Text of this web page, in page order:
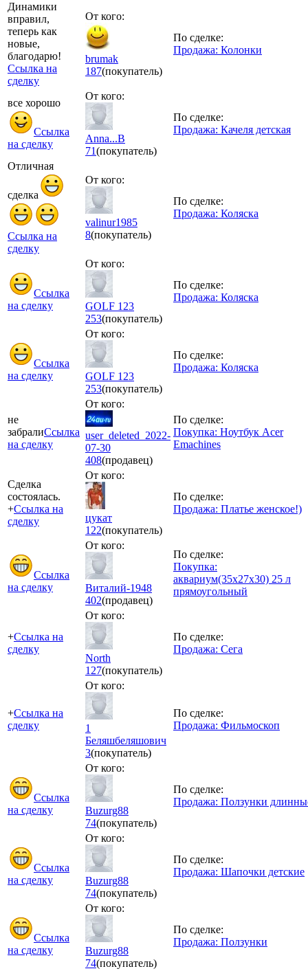
Динамики
вправил,
теперь как
новые,
благодарю!
Ссылка на
сделку
От кого:
brumak
187(покупатель)
По сделке:
Продажа: Колонки
все хорошо
Ссылка
на сделку
От кого:
Anna...B
71(покупатель)
По сделке:
Продажа: Качеля детская
Отличная
сделка
Ссылка на
сделку
От кого:
valinur1985
8(покупатель)
По сделке:
Продажа: Коляска
Ссылка
на сделку
От кого:
GOLF 123
253(покупатель)
По сделке:
Продажа: Коляска
Ссылка
на сделку
От кого:
GOLF 123
253(покупатель)
По сделке:
Продажа: Коляска
не
забралиСсылка
на сделку
От кого:
user_deleted_2022-
07-30
408(продавец)
По сделке:
Покупка: Ноутбук Acer
Emachines
Сделка
состоялась.
+Ссылка на
сделку
От кого:
цукат
122(покупатель)
По сделке:
Продажа: Платье женское!)
Ссылка
на сделку
От кого:
Виталий-1948
402(продавец)
По сделке:
Покупка:
аквариум(35х27х30) 25 л
прямоугольный
+Ссылка на
сделку
От кого:
North
127(покупатель)
По сделке:
Продажа: Сега
+Ссылка на
сделку
От кого:
1
Беляшбеляшович
3(покупатель)
По сделке:
Продажа: Фильмоскоп
Ссылка
на сделку
От кого:
Buzurg88
74(покупатель)
По сделке:
Продажа: Ползунки
Ссылка
на сделку
От кого:
Buzurg88
74(покупатель)
По сделке:
Продажа: Шапочки детские
Ссылка
на сделку
От кого:
Buzurg88
74(покупатель)
По сделке:
Продажа: Ползунки